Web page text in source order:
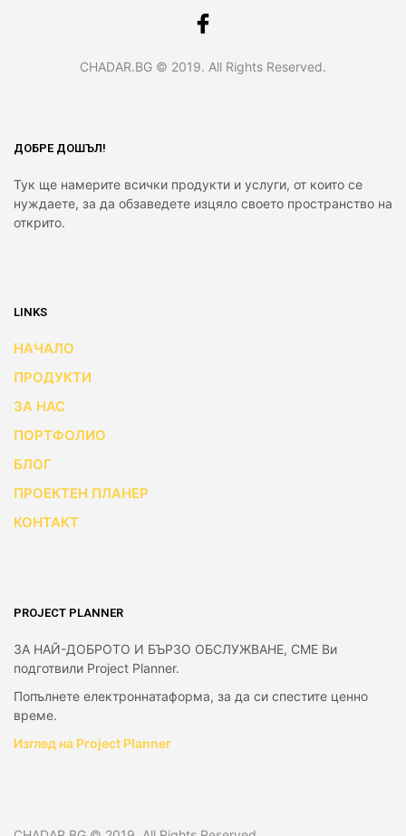
CHADAR.BG © 2019. All Rights Reserved.
ДОБРЕ ДОШЪЛ!
Тук ще намерите всички продукти и услуги, от които се
нуждаете, за да обзаведете изцяло своето пространство на
открито.
LINKS
НАЧАЛО
ПРОДУКТИ
ЗА НАС
ПОРТФОЛИО
БЛОГ
ПРОЕКТЕН ПЛАНЕР
КОНТАКТ
PROJECT PLANNER
ЗА НАЙ-ДОБРОТО И БЪРЗО ОБСЛУЖВАНЕ, СМЕ Ви
подготвили Project Planner.
Попълнете електроннатаформа, за да си спестите ценно
време.
Изглед на Project Planner